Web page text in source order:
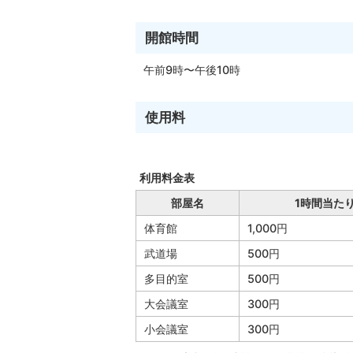
開館時間
午前9時〜午後10時
使用料
利用料金表
部屋名
1時間当た
体育館
1,000円
武道場
500円
多目的室
500円
大会議室
300円
小会議室
300円